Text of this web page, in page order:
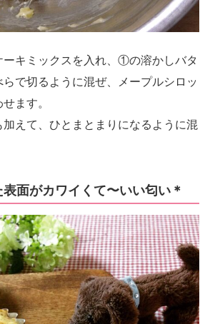
キミックスを入れ、①の溶かしバタ
で切るように混ぜ、メープルシロッ
ます。
えて、ひとまとまりになるように混
面がカワイくて〜いい匂い＊